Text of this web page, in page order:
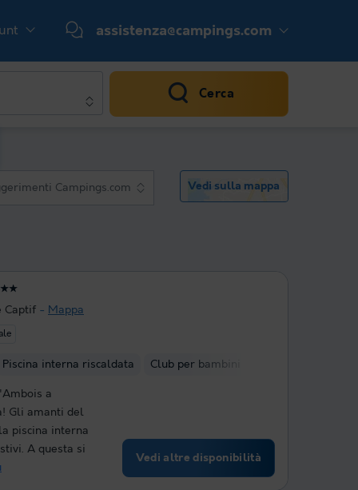
assistenza@campings.com
Cerca
Campings.com Vedi sulla mappa
Captif Mappa
Piscina interna riscaldata Club per bambini
a
Gli amanti del
piscina interna
A questa si
Vedi altre disponibilità